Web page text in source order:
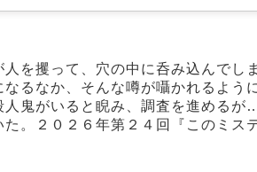
を攫って、穴の中に呑み込んで
るなか、そんな噂が囁かれるよう
鬼がいると睨み、調査を進める
。２０２６年第２４回『このミス